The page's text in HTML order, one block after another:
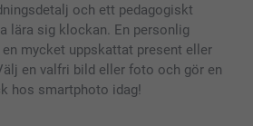
och ett pedagogiskt
lära sig klockan. En personlig
mycket uppskattat present eller
en valfri bild eller foto och gör en
hos smartphoto idag!